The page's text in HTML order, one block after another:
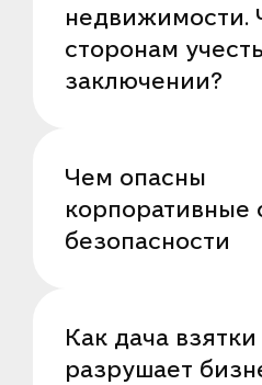
недвижимости.
сторонам
заключении?
Чем опасны
корпоративные
безопасности
Как дача взятки
разрушает